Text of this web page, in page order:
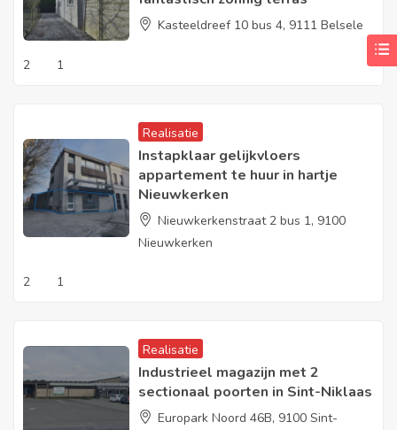
Kasteeldreef 10 bus 4, 9111 Belsele
2 1
Realisatie
Instapklaar gelijkvloers
appartement te huur in hartje
Nieuwkerken
Nieuwkerkenstraat 2 bus 1, 9100
Nieuwkerken
2 1
Realisatie
Industrieel magazijn met 2
sectionaal poorten in Sint-Niklaas
Europark Noord 46B, 9100 Sint-